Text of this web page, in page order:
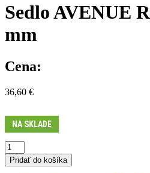
Sedlo AVENUE
mm
Cena:
36,60 €
NA SKLADE
množstvo
Sedlo
AVENUE
Pridať do košíka